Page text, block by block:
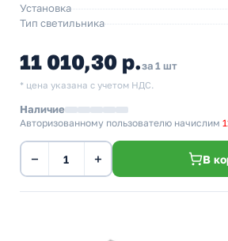
Установка
Тип светильника
11 010,30 р.за 1 шт
* цена указана с учетом НДС.
Наличие
Авторизованному пользователю начислим
− + В